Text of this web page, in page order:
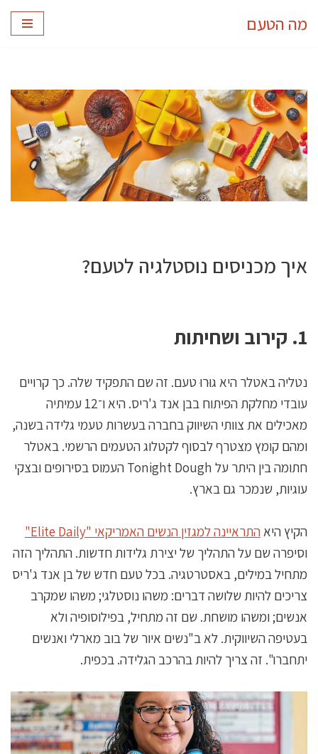
מה הטעם
איך מכניסים נוסטלגיה לטעם?
1. קירוב ושחיתות
נטליה באטלר היא גוּרוּ טעם. זה שם התפקיד שלה. כך קרויים
עובדי מחלקת הפיתוח בבן אנד ג'ריס. היא ו־12 עמיתיה
מאכילים את צוותי השיווק בחברה בעשרות טעמי גלידה בשנה,
ומהם קומץ מצטרף לבסוף לקטלוג הטעמים הרשמי. באטלר
חתומה בין היתר על Tonight Dough העמוס בסירופים ובצקי
עוגיות, שנמכר גם בארץ.
הקיץ היא התראיינה למגזין הנשים האמריקאי "Elite Daily"
וסיפרה שם על התהליך של יצירת גלידות חדשות. התהליך הזה
מתחיל במילים, באסטרטגיה. בכל טעם חדש של בן אנד ג'ריס
צריכים להיות שלושה דברים: משהו נוסטלגי; משהו שמקרב
אנשים; ומשהו מושחת. שם זה מתחיל, בפילוסופיה ולא
בעטיפה השיווקית. לא ב"נשים איור של בוב מארלי ואנשים
יתחברו". זה צריך להיות בהרכב הגלידה. בכפית.